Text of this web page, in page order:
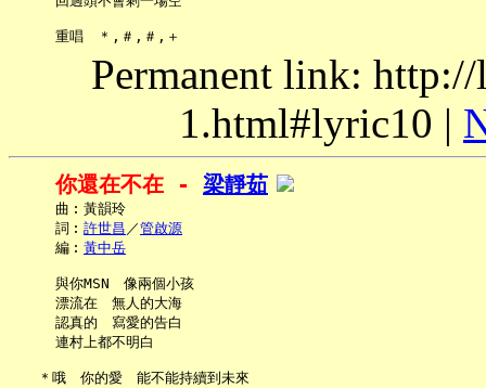
Permanent link:
1.html#lyric10 |
你還在不在 - 梁靜茹
     曲︰黃韻玲
     詞︰
許世昌 ／管啟源
     編︰
黃中岳
     與你MSN　像兩個小孩
     漂流在　無人的大海
     認真的　寫愛的告白
     連村上都不明白
   ＊哦　你的愛　能不能持續到未來